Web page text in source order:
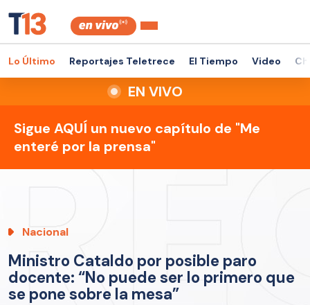
Lo Último Reportajes Teletrece El Tiempo Video
EN VIVO
Sigue AQUÍ un nuevo capítulo de "Me
enteré por la prensa"
Nacional
Ministro Cataldo por posible paro
docente: “No puede ser lo primero que
se pone sobre la mesa”